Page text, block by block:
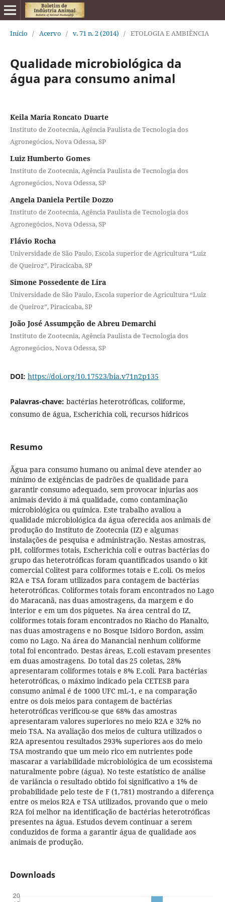
Início / Acervo / v. 71 n. 2 (2014) / ETOLOGIA E AMBIÊNCIA
Qualidade microbiológica da
água para consumo animal
Keila Maria Roncato Duarte
Instituto de Zootecnia, Agência Paulista de Tecnologia dos
Agronegócios, Nova Odessa, SP
Luiz Humberto Gomes
Instituto de Zootecnia, Agência Paulista de Tecnologia dos
Agronegócios, Nova Odessa, SP
Angela Daniela Pertile Dozzo
Instituto de Zootecnia, Agência Paulista de Tecnologia dos
Agronegócios, Nova Odessa, SP
Flávio Rocha
Universidade de São Paulo, Escola superior de Agricultura “Luiz
de Queiroz”, Piracicaba, SP
Simone Possedente de Lira
Universidade de São Paulo, Escola superior de Agricultura “Luiz
de Queiroz”, Piracicaba, SP
João José Assumpção de Abreu Demarchi
Instituto de Zootecnia, Agência Paulista de Tecnologia dos
Agronegócios, Nova Odessa, SP
DOI: https://doi.org/10.17523/bia.v71n2p135
Palavras-chave: bactérias heterotróficas, coliforme,
consumo de água, Escherichia coli, recursos hídricos
Resumo
Ãgua para consumo humano ou animal deve atender ao
mínimo de exigências de padrões de qualidade para
garantir consumo adequado, sem provocar injurias aos
animais devido à má qualidade, como contaminação
microbiológica ou química. Este trabalho avaliou a
qualidade microbiológica da água oferecida aos animais de
produção do Instituto de Zootecnia (IZ) e algumas
instalações de pesquisa e administração. Nestas amostras,
pH, coliformes totais, Escherichia coli e outras bactérias do
grupo das heterotróficas foram quantificados usando o kit
comercial Colitest para coliformes totais e E.coli. Os meios
R2A e TSA foram utilizados para contagem de bactérias
heterotróficas. Coliformes totais foram encontrados no Lago
do Maracanã, nas duas amostragens, da margem e do
interior e em um dos piquetes. Na área central do IZ,
coliformes totais foram encontrados no Riacho do Planalto,
nas duas amostragens e no Bosque Isidoro Bordon, assim
como no Lago. Na área do Manancial nenhum coliforme
total foi encontrado. Destas áreas, E.coli estavam presentes
em duas amostragens. Do total das 25 coletas, 28%
apresentaram coliformes totais e 8% E.coli. Para bactérias
heterotróficas, o máximo indicado pela CETESB para
consumo animal é de 1000 UFC mL-1, e na comparação
entre os dois meios para contagem de bactérias
heterotróficas verificou-se que 68% das amostras
apresentaram valores superiores no meio R2A e 32% no
meio TSA. Na avaliação dos meios de cultura utilizados o
R2A apresentou resultados 293% superiores aos do meio
TSA mostrando que um meio rico em nutrientes pode
mascarar a variabilidade microbiológica de um ecossistema
naturalmente pobre (água). No teste estatístico de análise
de variância o resultado obtido foi significativo a 1% de
probabilidade pelo teste de F (1,781) mostrando a diferença
entre os meios R2A e TSA utilizados, provando que o meio
R2A foi melhor na identificação de bactérias heterotróficas
presentes na água. Estudos devem continuar a serem
conduzidos de forma a garantir água de qualidade aos
animais de produção.
Downloads